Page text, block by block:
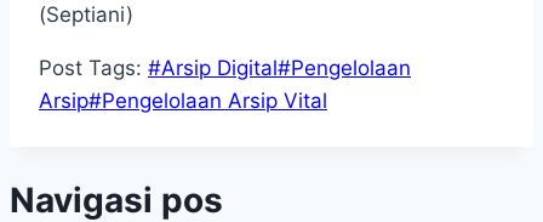
(Septiani)
Post Tags: #Arsip Digital#Pengelolaan
Arsip#Pengelolaan Arsip Vital
Navigasi pos